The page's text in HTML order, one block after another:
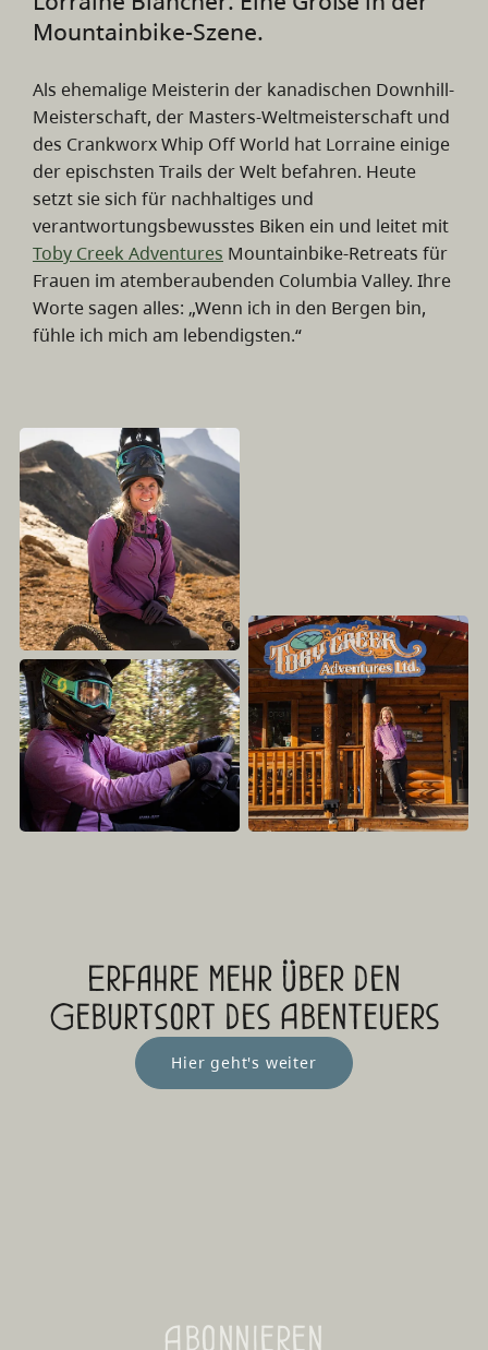
Mountainbike-Szene.
Als ehemalige Meisterin der kanadischen Downhill-
Meisterschaft, der Masters-Weltmeisterschaft und
des Crankworx Whip Off World hat Lorraine einige
der epischsten Trails der Welt befahren. Heute
setzt sie sich für nachhaltiges und
verantwortungsbewusstes Biken ein und leitet mit
Toby Creek Adventures Mountainbike-Retreats für
Frauen im atemberaubenden Columbia Valley. Ihre
Worte sagen alles: „Wenn ich in den Bergen bin,
fühle ich mich am lebendigsten.“
Erfahre mehr über den
Geburtsort des Abenteuers
Hier geht's weiter
Abonnieren